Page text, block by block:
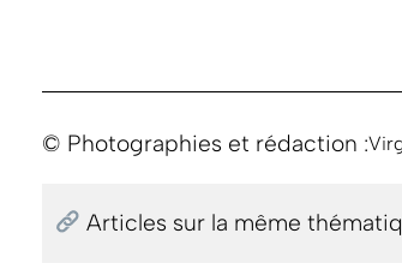
© Photographies et rédaction :
Articles sur la même